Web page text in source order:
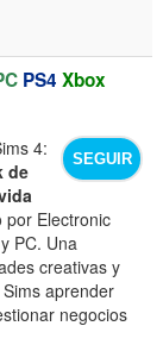
PS4 Xbox
SEGUIR
4:
de
por Electronic
PC. Una
creativas y
aprender
negocios